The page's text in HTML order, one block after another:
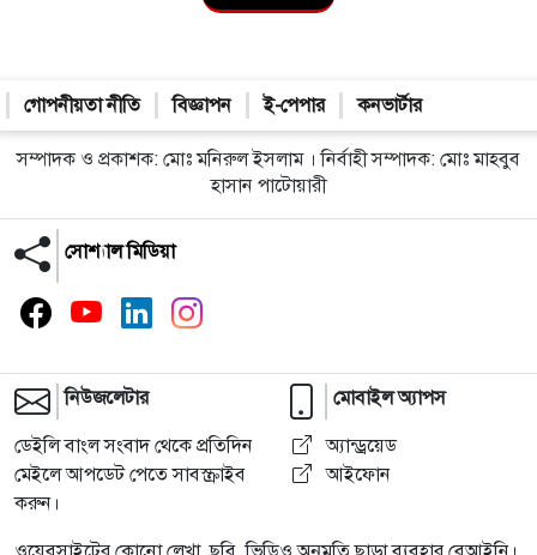
গোপনীয়তা নীতি বিজ্ঞাপন ই-পেপার কনভার্টার
সম্পাদক ও প্রকাশক: মোঃ মনিরুল ইসলাম । নির্বাহী সম্পাদক: মোঃ মাহবুব
হাসান পাটোয়ারী
সোশ্যাল মিডিয়া
নিউজলেটার
ডেইলি বাংল সংবাদ থেকে প্রতিদিন
মেইলে আপডেট পেতে সাবস্ক্রাইব
করুন।
মোবাইল অ্যাপস
অ্যান্ড্রয়েড
আইফোন